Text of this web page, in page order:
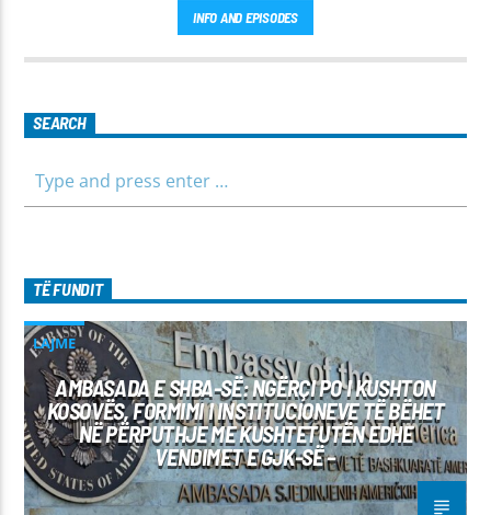
rrugën e duhur të besimit Islam, janë pikësynimi kryesor i
të jemi më afër dëgjuesve të rinj, komunikojmë së bashku me
kanë, por edhe përfitimin e njohurive të reja. Çdo të diel, ora
10:00-12:00 Moderatore: Luljeta Beqiri Kontakti: Viber: +383
INFO AND EPISODES
SEARCH
TË FUNDIT
LAJME
AMBASADA E SHBA-SË: NGËRÇI PO I KUSHTON
KOSOVËS, FORMIMI I INSTITUCIONEVE TË BËHET
NË PËRPUTHJE ME KUSHTETUTËN EDHE
VENDIMET E GJK-SË –